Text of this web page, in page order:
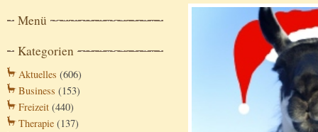
Menü
Kategorien
Aktuelles (606)
Business (153)
Freizeit (440)
Therapie (137)